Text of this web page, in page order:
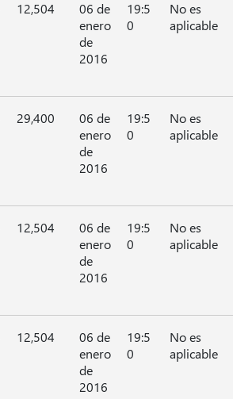
12,504
06 de
enero
de
2016
19:5
0
No es
aplicable
29,400
06 de
enero
de
2016
19:5
0
No es
aplicable
12,504
06 de
enero
de
2016
19:5
0
No es
aplicable
12,504
06 de
enero
de
2016
19:5
0
No es
aplicable